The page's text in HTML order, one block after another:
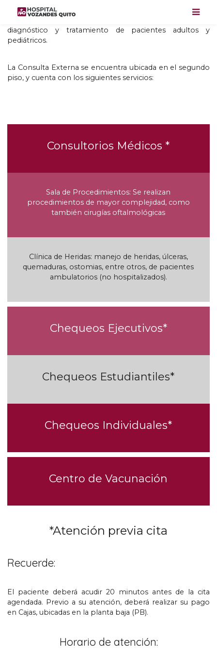
Ponemos a su disposición más de
especialidades
clínicas y quirúrgicas
diagnóstico y tratamiento de pacientes adultos y
pediátricos.
La Consulta Externa se encuentra ubicada en el segundo
piso, y cuenta con los siguientes servicios:
Consultorios Médicos *
Sala de Procedimientos:Se realizan
procedimientos de mayor complejidad, como
también cirugías oftalmológicas
Clínica de Heridas: manejo de heridas, úlceras,
quemaduras, ostomias, entre otros, de pacientes
ambulatorios(no hospitalizados).
Chequeos Ejecutivos*
Chequeos Estudiantiles*
Chequeos Individuales*
Centro de Vacunación
*Atención previa cita
Recuerde:
El paciente deberá acudir 20 minutos antes de la cita
agendada. Previo a su atención, deberá realizar su pago
en Cajas, ubicadas en la planta baja (PB).
Horario de atención: